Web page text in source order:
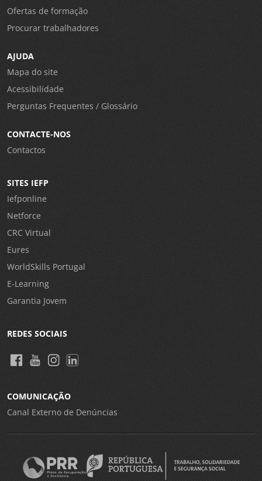
Ofertas de formação
Procurar trabalhadores
AJUDA
Mapa do site
Acessibilidade
Perguntas Frequentes / Glossário
CONTACTE-NOS
Contactos
SITES IEFP
Iefponline
Netforce
CRC Virtual
Eures
WorldSkills Portugal
E-Learning
Garantia Jovem
REDES SOCIAIS
COMUNICAÇÃO
Canal Externo de Denúncias